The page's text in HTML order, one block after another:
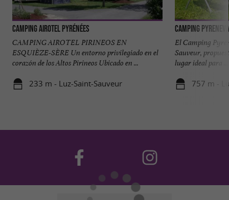
Camping Airotel Pyrénées
CAMPING AIROTEL PIRINEOS EN
ESQUIÈZE-SÈRE Un entorno privilegiado en el
corazón de los Altos Pirineos Ubicado en ...
233 m - Luz-Saint-Sauveur
Camping
El Camping
Sauveur,
lugar ideal para ...
757 m -